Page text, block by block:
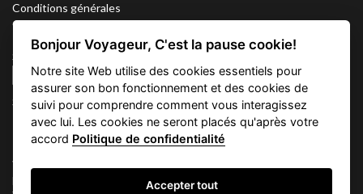
Conditions générales
Confidentialité
Partenariat
Sitemap
Cookies
Suivez nous sur
Vacation Key Corp. 2905 Point East Drive #L-215. Aventura.
FLORIDA 33160.
Bonjour Voyageur, C'est la pause cookie!
Notre site Web utilise des cookies essentiels pour
assurer son bon fonctionnement et des cookies de
suivi pour comprendre comment vous interagissez
avec lui. Les cookies ne seront placés qu'après votre
accord Politique de confidentialité
Accepter tout